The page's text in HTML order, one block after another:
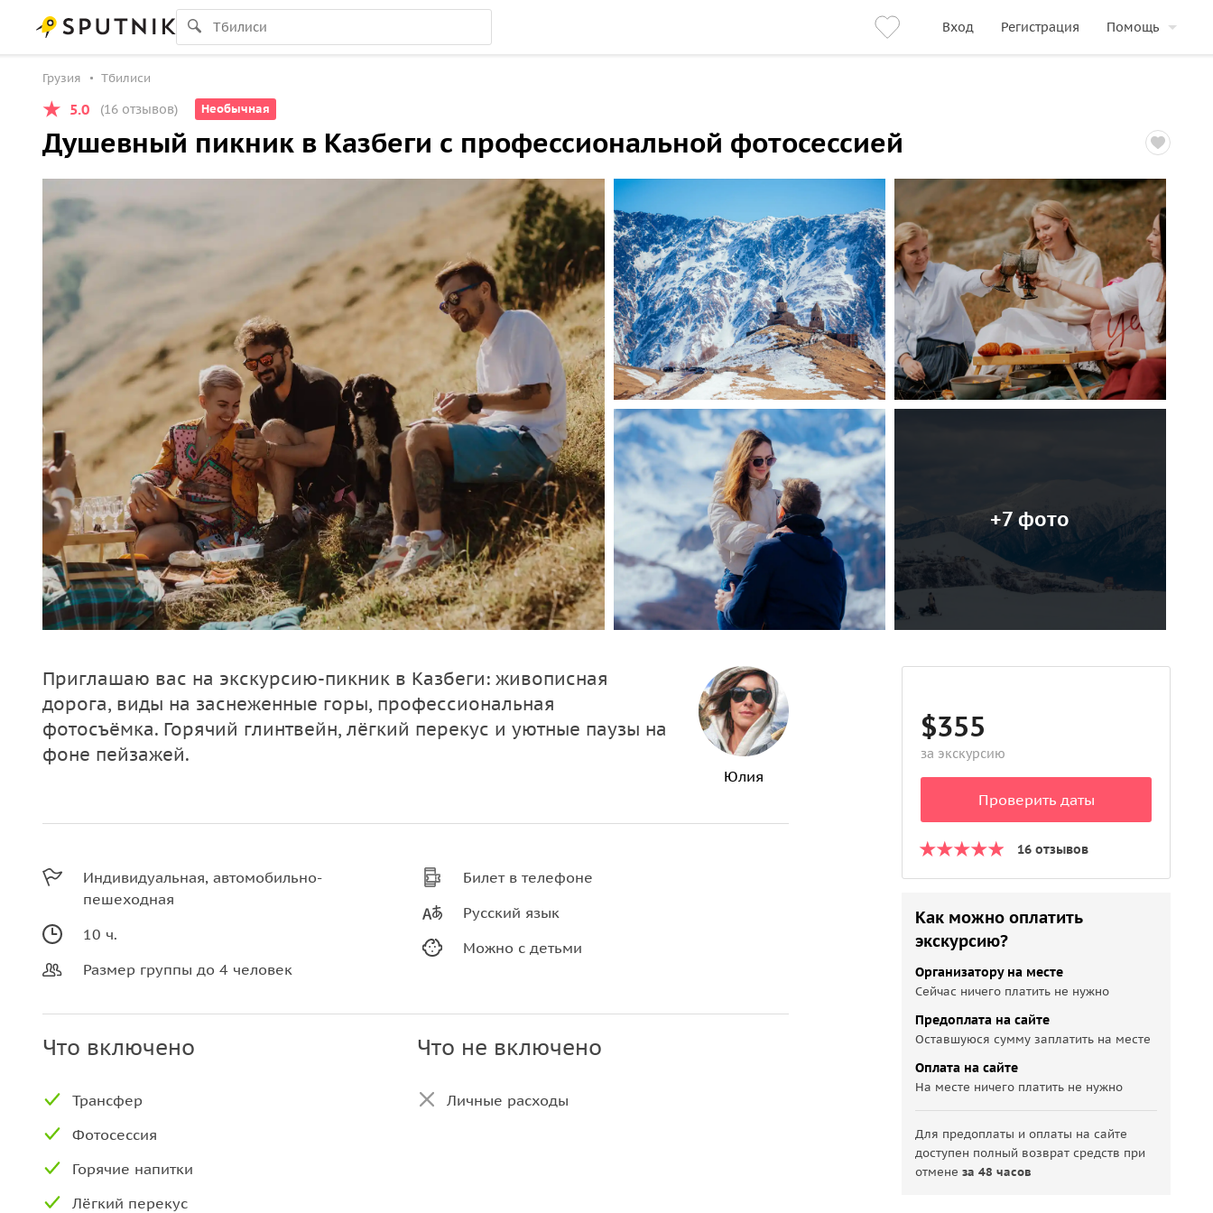
Вход Регистрация Помощь
Грузия Тбилиси
5.0 (16 отзывов) Необычная
Душевный пикник в Казбеги с профессиональной фотосессией
+7 фото
Приглашаю вас на экскурсию-пикник в Казбеги: живописная
дорога, виды на заснеженные горы, профессиональная
фотосъёмка. Горячий глинтвейн, лёгкий перекус и уютные паузы на
фоне пейзажей.
Юлия
Индивидуальная, автомобильно-
пешеходная
10 ч.
Размер группы до 4 человек
Билет в телефоне
Русский язык
Можно с детьми
Что включено
Трансфер
Фотосессия
Горячие напитки
Лёгкий перекус
Что не включено
Личные расходы
$355
за экскурсию
Проверить даты
16 отзывов
Как можно оплатить
экскурсию?
Организатору на месте
Сейчас ничего платить не нужно
Предоплата на сайте
Оставшуюся сумму заплатить на месте
Оплата на сайте
На месте ничего платить не нужно
Для предоплаты и оплаты на сайте
доступен полный возврат средств при
отменеза 48 часов